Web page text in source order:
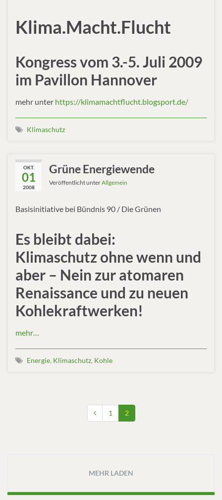
Klima.Macht.Flucht
Kongress vom 3.-5. Juli 2009
im Pavillon Hannover
mehr unter https://klimamachtflucht.blogsport.de/
Klimaschutz
OKT.
01
2008
Grüne Energiewende
Veröffentlicht unterAllgemein
Basisinitiative bei Bündnis 90 / Die Grünen
Es bleibt dabei:
Klimaschutz ohne wenn und
aber – Nein zur atomaren
Renaissance und zu neuen
Kohlekraftwerken!
mehr…
Energie, Klimaschutz, Kohle
1 2
MEHR LADEN